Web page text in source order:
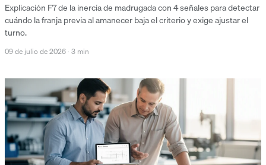
Explicación F7 de la inercia de madrugada con 4 señales para detectar
cuándo la franja previa al amanecer baja el criterio y exige ajustar el
turno.
09 de julio de 2026· 3 min